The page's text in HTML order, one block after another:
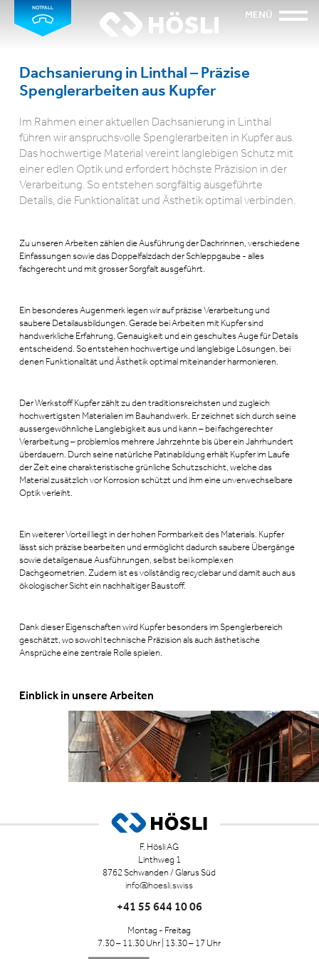
NOTFALL
MENÜ
Dachsanierung in Linthal – Präzise
Spenglerarbeiten aus Kupfer
Im Rahmen einer aktuellen Dachsanierung in Linthal
führen wir anspruchsvolle Spenglerarbeiten in Kupfer aus.
Das hochwertige Material vereint langlebigen Schutz mit
einer edlen Optik und erfordert höchste Präzision in der
Verarbeitung. So entstehen sorgfältig ausgeführte
Details, die Funktionalität und Ästhetik optimal verbinden.
Zu unseren Arbeiten zählen die Ausführung der Dachrinnen, verschiedene
Einfassungen sowie das Doppelfalzdach der Schleppgaube - alles
fachgerecht und mit grosser Sorgfalt ausgeführt.
Ein besonderes Augenmerk legen wir auf präzise Verarbeitung und
saubere Detailausbildungen. Gerade bei Arbeiten mit Kupfer sind
handwerkliche Erfahrung, Genauigkeit und ein geschultes Auge für Details
entscheidend. So entstehen hochwertige und langlebige Lösungen, bei
denen Funktionalität und Ästhetik optimal miteinander harmonieren.
Der Werkstoff Kupfer zählt zu den traditionsreichsten und zugleich
hochwertigsten Materialien im Bauhandwerk. Er zeichnet sich durch seine
aussergewöhnliche Langlebigkeit aus und kann – bei fachgerechter
Verarbeitung – problemlos mehrere Jahrzehnte bis über ein Jahrhundert
überdauern. Durch seine natürliche Patinabildung erhält Kupfer im Laufe
der Zeit eine charakteristische grünliche Schutzschicht, welche das
Material zusätzlich vor Korrosion schützt und ihm eine unverwechselbare
Optik verleiht.
Ein weiterer Vorteil liegt in der hohen Formbarkeit des Materials. Kupfer
lässt sich präzise bearbeiten und ermöglicht dadurch saubere Übergänge
sowie detailgenaue Ausführungen, selbst bei komplexen
Dachgeometrien. Zudem ist es vollständig recyclebar und damit auch aus
ökologischer Sicht ein nachhaltiger Baustoff.
Dank dieser Eigenschaften wird Kupfer besonders im Spenglerbereich
geschätzt, wo sowohl technische Präzision als auch ästhetische
Ansprüche eine zentrale Rolle spielen.
Einblick in unsere Arbeiten
F. Hösli AG
Linthweg 1
8762 Schwanden / Glarus Süd
info@hoesli.swiss
+41 55 644 10 06
Montag - Freitag
7.30 – 11.30 Uhr | 13.30 – 17 Uhr